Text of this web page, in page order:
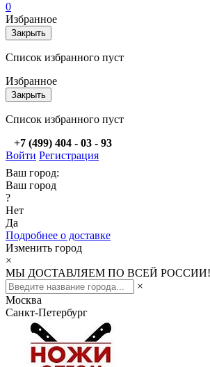
0
Избранное
Закрыть
Список избранного пуст
Избранное
Закрыть
Список избранного пуст
+7 (499) 404 - 03 - 93
Войти Регистрация
Ваш город:
Ваш город
?
Нет
Да
Подробнее о доставке
Изменить город
×
МЫ ДОСТАВЛЯЕМ ПО ВСЕЙ РОССИИ!
×
Москва
Санкт-Петербург